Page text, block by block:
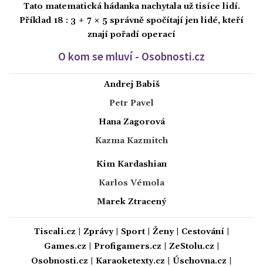
Tato matematická hádanka nachytala už tisíce lidí.
Příklad 18 : 3 + 7 × 5 správně spočítají jen lidé, kteří
znají pořadí operací
O kom se mluví - Osobnosti.cz
Andrej Babiš
Petr Pavel
Hana Zagorová
Kazma Kazmitch
Kim Kardashian
Karlos Vémola
Marek Ztracený
Tiscali.cz Zprávy| Sport| Ženy| Cestování|
Games.cz
Profigamers.cz ZeStolu.cz
Osobnosti.cz
Karaoketexty.cz Úschovna.cz